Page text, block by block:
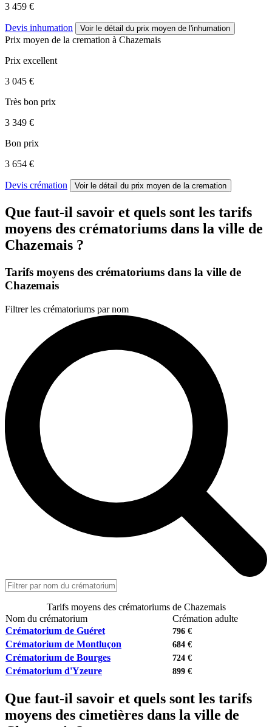
3 459 €
Devis inhumation Voir le détail du prix moyen de l'inhumation
Prix moyen de la cremation à Chazemais
Prix excellent
3 045 €
Très bon prix
3 349 €
Bon prix
3 654 €
Devis crémation Voir le détail du prix moyen de la cremation
Que faut-il savoir et quels sont les tarifs
moyens des crématoriums dans la ville de
Chazemais ?
Tarifs moyens des crématoriums dans la ville de
Chazemais
Filtrer les crématoriums par nom
Tarifs moyens des crématoriums de Chazemais
Nom du crématorium
Crémation adulte
Crématorium de Guéret
796 €
Crématorium de Montluçon 684 €
Crématorium de Bourges 724 €
Crématorium d'Yzeure 899 €
Que faut-il savoir et quels sont les tarifs
moyens des cimetières dans la ville de